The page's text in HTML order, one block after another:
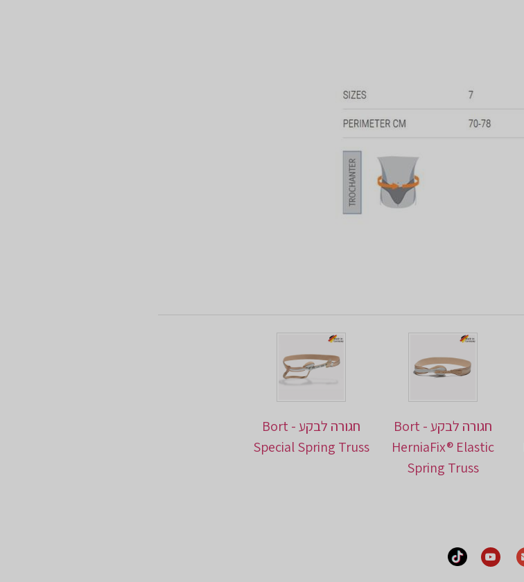
חגורה לבקע - Bort
HerniaFix® Elastic
Spring Truss
חגורה לבקע - Bort
Special Spring Truss